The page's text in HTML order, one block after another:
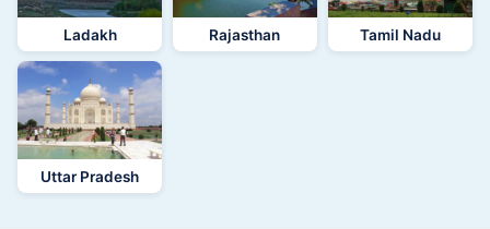
Ladakh Rajasthan Tamil Nadu
Uttar Pradesh